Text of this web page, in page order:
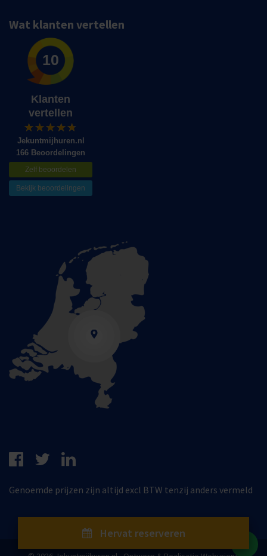
Hervat reserveren
Wat klanten vertellen
10
Klanten
vertellen
Jekuntmijhuren.nl
166 Beoordelingen
Zelf beoordelen
Bekijk beoordelingen
Genoemde prijzen zijn altijd excl BTW tenzij anders vermeld